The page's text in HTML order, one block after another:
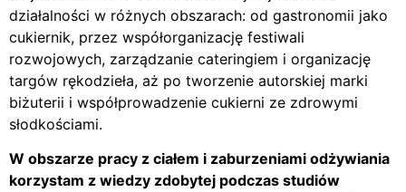
działalności w różnych obszarach: od gastronomii jako
cukiernik, przez współorganizację festiwali
rozwojowych, zarządzanie cateringiem i organizację
targów rękodzieła, aż po tworzenie autorskiej marki
biżuterii i współprowadzenie cukierni ze zdrowymi
słodkościami.
W obszarze pracy z ciałem i zaburzeniami odżywiania
korzystam z wiedzy zdobytej podczas studiów